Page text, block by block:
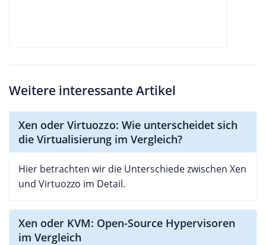
Weitere interessante Artikel
Xen oder Virtuozzo: Wie unterscheidet sich
die Virtualisierung im Vergleich?
Hier betrachten wir die Unterschiede zwischen Xen
und Virtuozzo im Detail.
Xen oder KVM: Open-Source Hypervisoren
im Vergleich